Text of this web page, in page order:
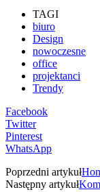
TAGI
biuro
Design
nowoczesne
office
projektanci
Trendy
Facebook
Twitter
Pinterest
WhatsApp
Poprzedni artykuł
Następny artykuł